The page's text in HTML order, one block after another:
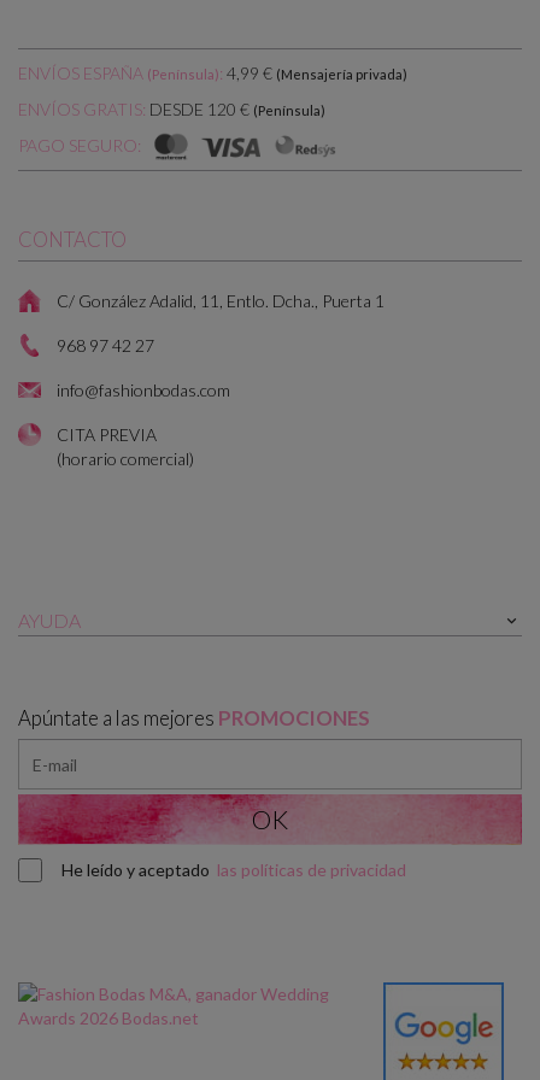
ENVÍOS ESPAÑA (Península): 4,99 € (Mensajería privada)
ENVÍOS GRATIS: DESDE 120 € (Península)
PAGO SEGURO:
CONTACTO
C/ González Adalid, 11, Entlo. Dcha., Puerta 1
968 97 42 27
info@fashionbodas.com
CITA PREVIA
(horario comercial)
AYUDA 
Apúntate a las mejores PROMOCIONES
He leído y aceptado las políticas de privacidad